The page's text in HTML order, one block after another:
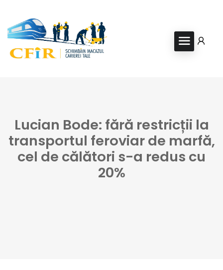
Lucian Bode: fără restricții la
transportul feroviar de marfă,
cel de călători s-a redus cu
20%